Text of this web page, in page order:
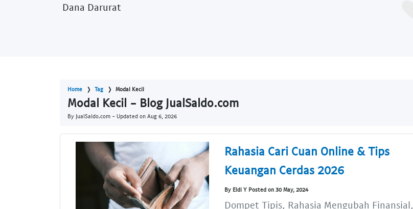
Dana Darurat
Home Tag Modal Kecil
Modal Kecil - Blog JualSaldo.com
By JualSaldo.com - Updated on Aug 6, 2026
Rahasia Cari Cuan Online & Tips
Keuangan Cerdas 2026
By Eldi Y Posted on 30 May, 2024
Dompet Tipis, Rahasia Mengubah Finansial,